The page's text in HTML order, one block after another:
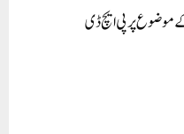
موضوع پر پی ایچ ڈی